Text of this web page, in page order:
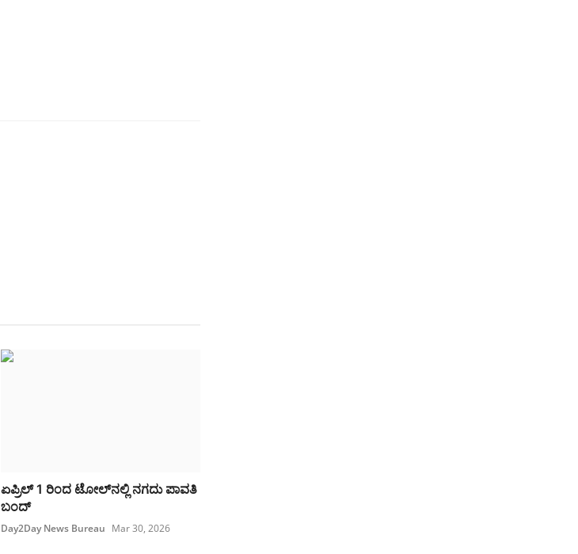
ಏಪ್ರಿಲ್ 1 ರಿಂದ ಟೋಲ್‌ನಲ್ಲಿ ನಗದು ಪಾವತಿ
ಬಂದ್
Day2Day News Bureau Mar 30, 2026